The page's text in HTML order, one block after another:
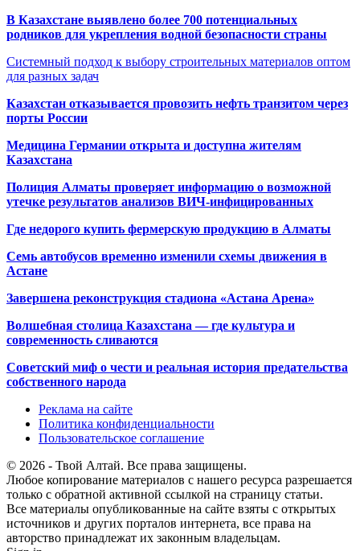
В Казахстане выявлено более 700 потенциальных
родников для укрепления водной безопасности страны
Системный подход к выбору строительных материалов оптом
для разных задач
Казахстан отказывается провозить нефть транзитом через
порты России
Медицина Германии открыта и доступна жителям
Казахстана
Полиция Алматы проверяет информацию о возможной
утечке результатов анализов ВИЧ-инфицированных
Где недорого купить фермерскую продукцию в Алматы
Семь автобусов временно изменили схемы движения в
Астане
Завершена реконструкция стадиона «Астана Арена»
Волшебная столица Казахстана — где культура и
современность сливаются
Советский миф о чести и реальная история предательства
собственного народа
Реклама на сайте
Политика конфиденциальности
Пользовательское соглашение
© 2026 - Твой Алтай. Все права защищены.
Любое копирование материалов с нашего ресурса разрешается
только с обратной активной ссылкой на страницу статьи.
Все материалы опубликованные на сайте взяты с открытых
источников и других порталов интернета, все права на
авторство принадлежат их законным владельцам.